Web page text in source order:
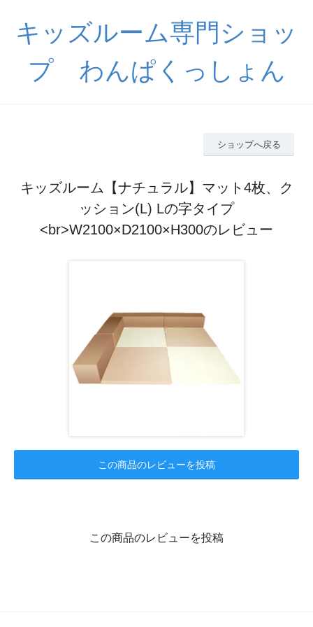
キッズルーム専門ショッ
プ わんぱくっしょん
ショップへ戻る
キッズルーム【ナチュラル】マット4枚、ク
ッション(L) Lの字タイプ
<br>W2100×D2100×H300のレビュー
この商品のレビューを投稿
この商品のレビューを投稿